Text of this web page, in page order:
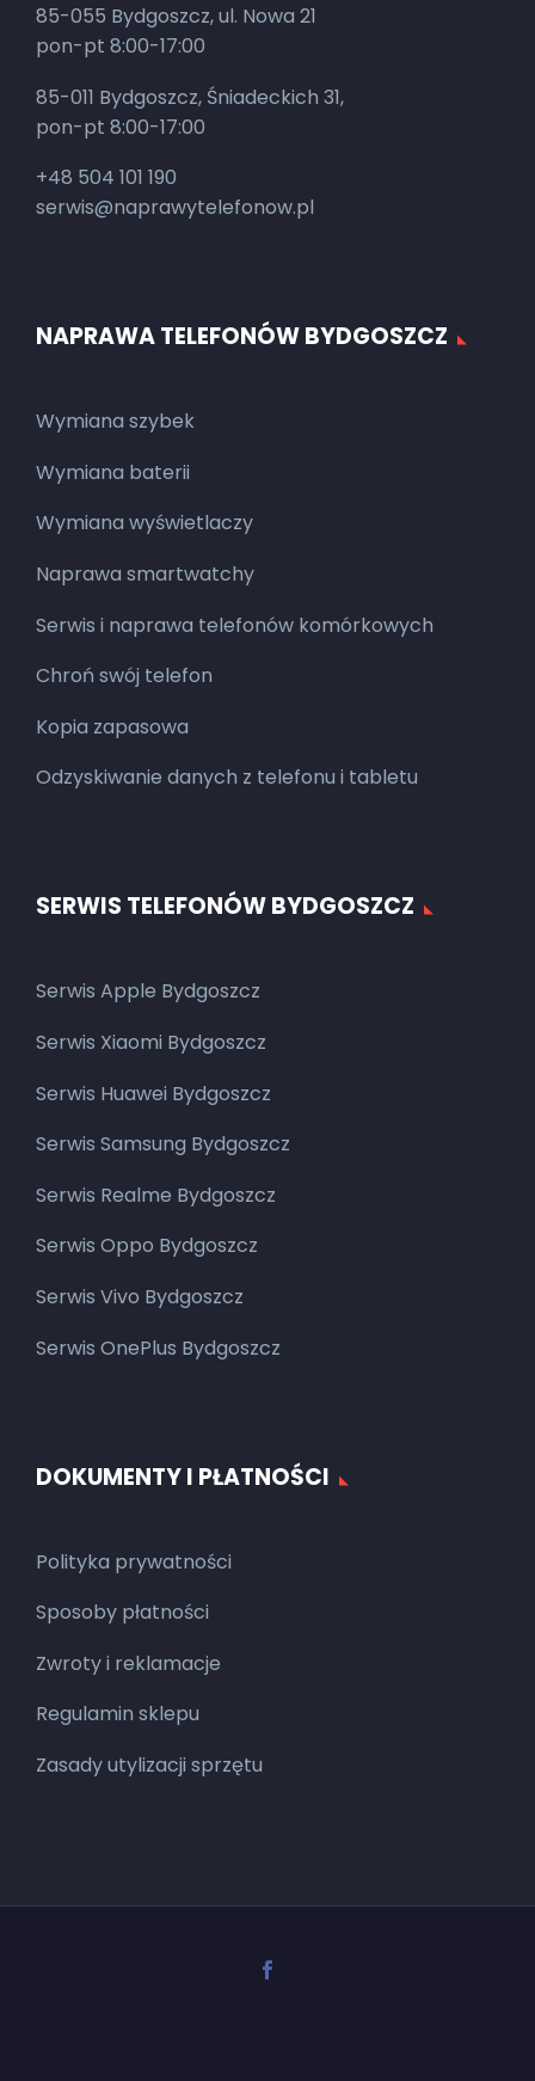
85-055 Bydgoszcz, ul. Nowa 21
pon-pt 8:00-17:00
85-011 Bydgoszcz, Śniadeckich 31,
pon-pt 8:00-17:00
+48 504 101 190
serwis@naprawytelefonow.pl
NAPRAWA TELEFONÓW BYDGOSZCZ
Wymiana szybek
Wymiana baterii
Wymiana wyświetlaczy
Naprawa smartwatchy
Serwis i naprawa telefonów komórkowych
Chroń swój telefon
Kopia zapasowa
Odzyskiwanie danych z telefonu i tabletu
SERWIS TELEFONÓW BYDGOSZCZ
Serwis Apple Bydgoszcz
Serwis Xiaomi Bydgoszcz
Serwis Huawei Bydgoszcz
Serwis Samsung Bydgoszcz
Serwis Realme Bydgoszcz
Serwis Oppo Bydgoszcz
Serwis Vivo Bydgoszcz
Serwis OnePlus Bydgoszcz
DOKUMENTY I PŁATNOŚCI
Polityka prywatności
Sposoby płatności
Zwroty i reklamacje
Regulamin sklepu
Zasady utylizacji sprzętu